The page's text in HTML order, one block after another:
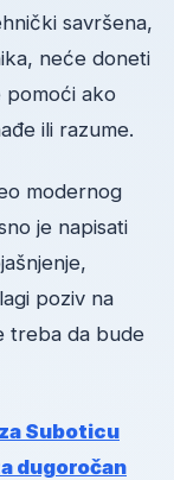
savršena,
neće doneti
pomoći ako
ili razume.
modernog
je napisati
poziv na
treba da bude
Suboticu
dugoročan